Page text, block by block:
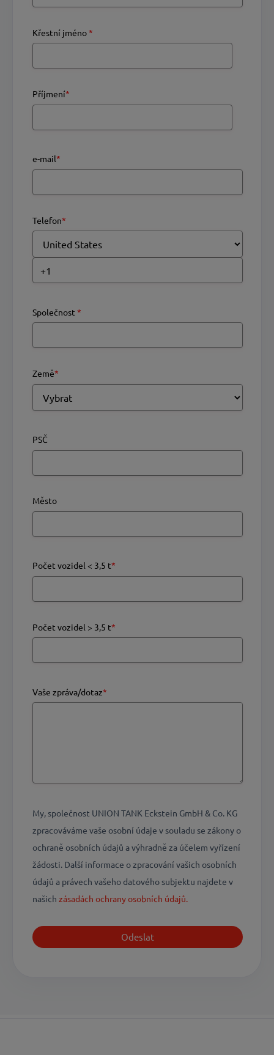
Křestní jméno*
Příjmení*
e-mail*
Telefon*
Společnost *
Země*
PSČ
Město
Počet vozidel < 3,5 t*
Počet vozidel > 3,5 t*
Vaše zpráva/dotaz*
My, společnost UNION TANK Eckstein GmbH & Co. KG
zpracováváme vaše osobní údaje v souladu se zákony o
ochraně osobních údajů a výhradně za účelem vyřízení
žádosti. Další informace o zpracování vašich osobních
údajů a právech vašeho datového subjektu najdete v
našich ​​​​​​​zásadách ochrany osobních údajů​​​​​​​.